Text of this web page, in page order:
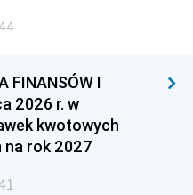
FINANSÓW I
2026 r. w
kwotowych
na rok 2027